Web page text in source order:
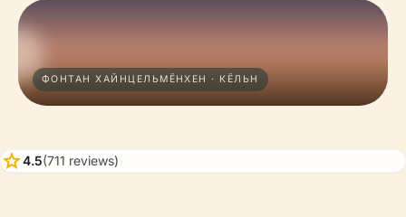
ФОНТАН ХАЙНЦЕЛЬМЁНХЕН · КЁЛЬН
star4.5(711 reviews)